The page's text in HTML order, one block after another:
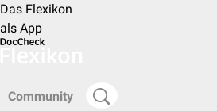
Das Flexikon
als App
Community